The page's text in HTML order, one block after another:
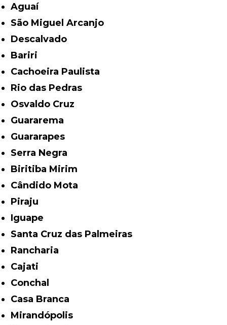
Aguaí
São Miguel Arcanjo
Descalvado
Bariri
Cachoeira Paulista
Rio das Pedras
Osvaldo Cruz
Guararema
Guararapes
Serra Negra
Biritiba Mirim
Cândido Mota
Piraju
Iguape
Santa Cruz das Palmeiras
Rancharia
Cajati
Conchal
Casa Branca
Mirandópolis